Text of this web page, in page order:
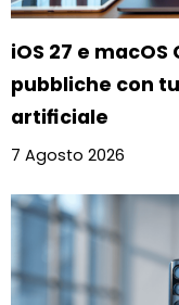
iOS 27 e
pubbliche con
artificiale
7 Agosto 2026